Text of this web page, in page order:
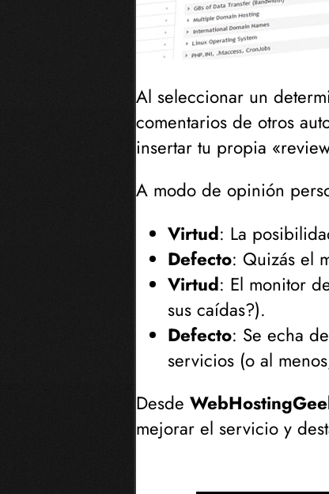
Al seleccionar un
comentarios de otros
insertar tu propia
A modo de opinión
Virtud: La
Defecto: Quizás el
Virtud: El monitor
sus caídas?).
Defecto: Se echa
servicios (o al
Desde
mejorar el servicio y